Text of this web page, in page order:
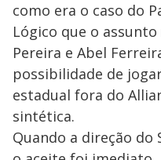
como era o caso do
Lógico que o
Pereira e Abel
possibilidade de
estadual fora do
sintética.
Quando a direção do